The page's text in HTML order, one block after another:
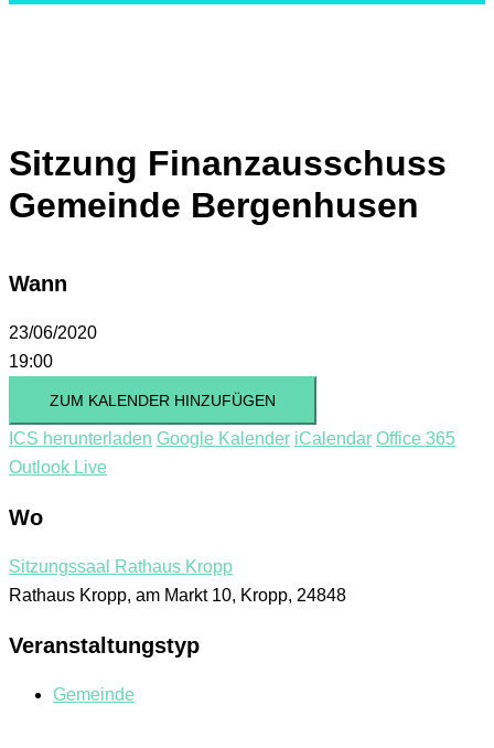
Sitzung Finanzausschuss
Gemeinde Bergenhusen
Wann
23/06/2020
19:00
ZUM KALENDER HINZUFÜGEN
ICS herunterladen Google Kalender iCalendar Office 365
Outlook Live
Wo
Sitzungssaal Rathaus Kropp
Rathaus Kropp, am Markt 10, Kropp, 24848
Veranstaltungstyp
Gemeinde